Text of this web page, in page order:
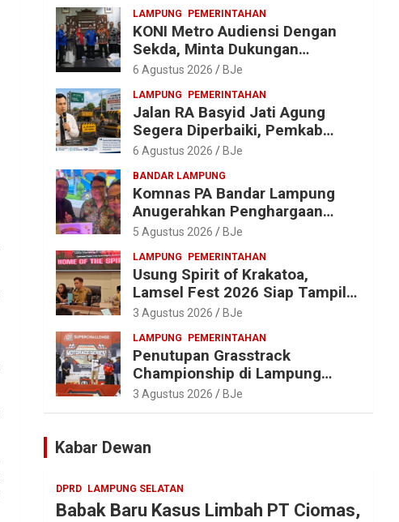
LAMPUNG PEMERINTAHAN
KONI Metro Audiensi Dengan
Sekda, Minta Dukungan
Anggaran Jelang Porprov X
6 Agustus 2026 BJe
LAMPUNG PEMERINTAHAN
Jalan RA Basyid Jati Agung
Segera Diperbaiki, Pemkab
Lampung Selatan Alokasikan
6 Agustus 2026 BJe
BANDAR LAMPUNG
Komnas PA Bandar Lampung
Anugerahkan Penghargaan
kepada Kombes Pol. Alfret
5 Agustus 2026 BJe
LAMPUNG PEMERINTAHAN
Usung Spirit of Krakatoa,
Lamsel Fest 2026 Siap Tampil
Lebih Spektakuler dengan
Artis Ibu Kota
3 Agustus 2026 BJe
LAMPUNG PEMERINTAHAN
Penutupan Grasstrack
Championship di Lampung
Barat Meriah, Dihadiri Ribuan
Penonton; Ini Kata Bupati
3 Agustus 2026 BJe
Kabar Dewan
DPRD LAMPUNG SELATAN
Babak Baru Kasus Limbah PT Ciomas,